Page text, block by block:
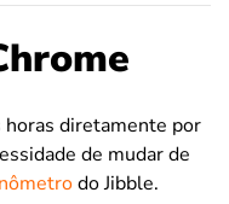
horas diretamente por
de mudar de
do Jibble.